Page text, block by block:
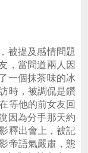
被提及感情問題
，當問道兩人因
一個抹茶味的冰
時，被調侃是鑽
等他的前女友回
因為分手那天約
釋出會上，被記
帝語氣嚴肅，態